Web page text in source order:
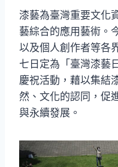
漆藝為臺灣重要文化
藝綜合的應用藝術。
以及個人創作者等各
七日定為「臺灣漆藝
慶祝活動，藉以集結
然、文化的認同，促
與永續發展。